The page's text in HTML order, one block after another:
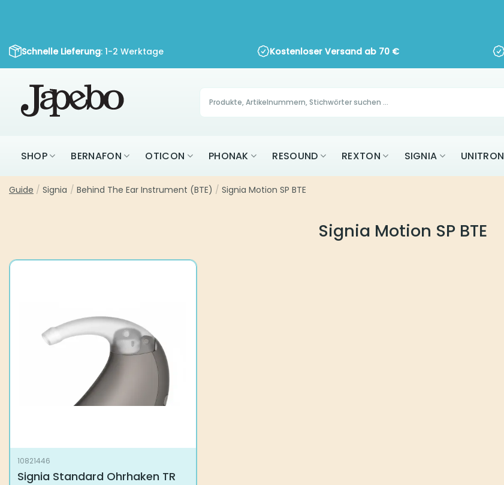
Schnelle Lieferung: 1-2 Werktage Kostenloser Versand ab 70 €
Products
search
SHOP BERNAFON OTICON PHONAK RESOUND REXTON SIGNIA UNITRON
Guide / Signia / Behind The Ear Instrument (BTE) / Signia Motion SP BTE
Signia Motion SP BTE
10821446
Signia Standard Ohrhaken TR